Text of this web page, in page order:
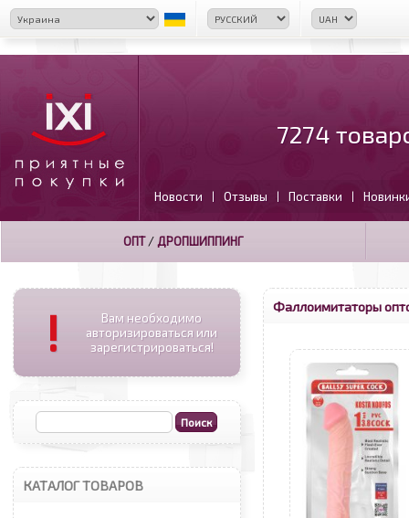
7274
Новости | Отзывы | Поставки |
ОПТ/ ДРОПШИППИНГ
!
Вам необходимо
авторизироваться или
зарегистрироваться!
КАТАЛОГ ТОВАРОВ
Фаллоимитаторы